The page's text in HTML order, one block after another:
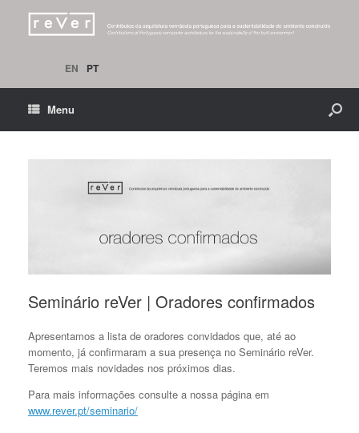
EN PT
Menu
Seminário reVer | Oradores confirmados
Apresentamos a lista de oradores convidados que, até ao
momento, já confirmaram a sua presença no Seminário reVer.
Teremos mais novidades nos próximos dias.
Para mais informações consulte a nossa página em
www.rever.pt/seminario/